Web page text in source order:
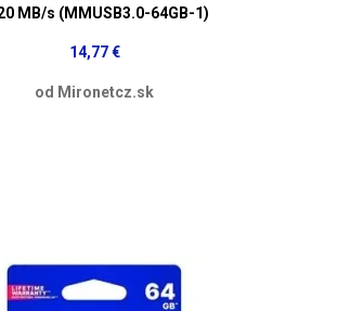
MB/s (MMUSB3.0-64GB-1)
14,77 €
od Mironetcz.sk